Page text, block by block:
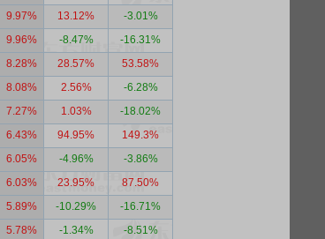
9.97% 13.12%
-3.01%
9.96% -8.47%
-16.31%
8.28% 28.57%
53.58%
8.08% 2.56%
-6.28%
7.27% 1.03%
-18.02%
6.43% 94.95%
149.3%
6.05% -4.96%
-3.86%
6.03% 23.95%
87.50%
5.89% -10.29%
-16.71%
5.78% -1.34%
-8.51%